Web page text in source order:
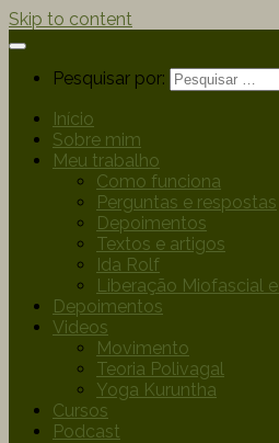
Skip to content
Pesquisar por:
Início
Sobre mim
Meu trabalho
Como funciona
Perguntas e respostas
Depoimentos
Textos e artigos
Ida Rolf
Liberação Miofascial
Depoimentos
Videos
Movimento
Teoria Polivagal
Yoga Kuruntha
Cursos
Podcast